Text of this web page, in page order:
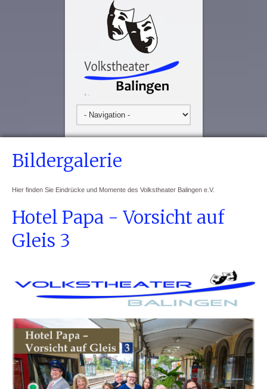
Bildergalerie
Hier finden Sie Eindrücke und Momente des Volkstheater Balingen e.V.
Hotel Papa - Vorsicht auf
Gleis 3